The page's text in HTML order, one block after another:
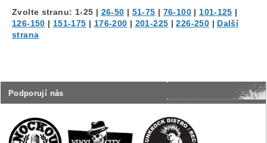
Podporují nás
Zvolte stranu: 1-25 | 26-50 | 51-75 | 76-100| 101-125 |
126-150 | 151-175 | 176-200 | 201-225 |226-250 | Další
strana